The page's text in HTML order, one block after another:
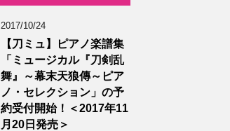
2017/10/24
【刀ミュ】ピアノ楽譜集
「ミュージカル『刀剣乱
舞』～幕末天狼傳～ピア
ノ・セレクション」の予
約受付開始！＜2017年11
月20日発売＞